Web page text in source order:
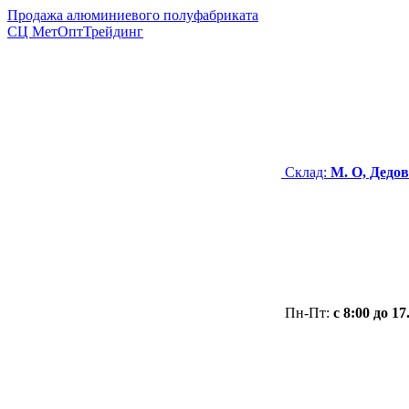
Продажа алюминиевого полуфабриката
СЦ МетОптТрейдинг
Склад: М. О,
Пн-Пт: с 8:00 до